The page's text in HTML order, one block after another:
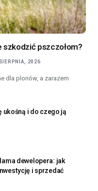
szkodzić pszczołom?
2026
dla plonów, a zarazem
ukośną i do czego ją
dewelopera: jak
i sprzedać